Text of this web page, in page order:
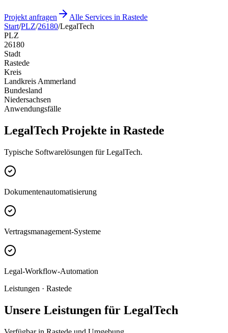
Projekt anfragen
Alle Services in Rastede
Start/PLZ/26180/LegalTech
PLZ
26180
Stadt
Rastede
Kreis
Landkreis Ammerland
Bundesland
Niedersachsen
Anwendungsfälle
LegalTech Projekte in Rastede
Typische Softwarelösungen für LegalTech.
Dokumentenautomatisierung
Vertragsmanagement-Systeme
Legal-Workflow-Automation
Leistungen · Rastede
Unsere Leistungen für LegalTech